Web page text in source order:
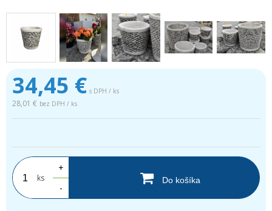
34,45 € s DPH / ks
28,01 € bez DPH / ks
ks
+
-
Do košíka